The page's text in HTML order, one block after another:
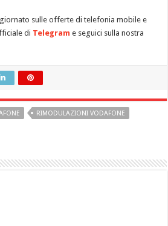
sulle offerte di telefonia mobile e
di Telegram e seguici sulla nostra
RIMODULAZIONI VODAFONE